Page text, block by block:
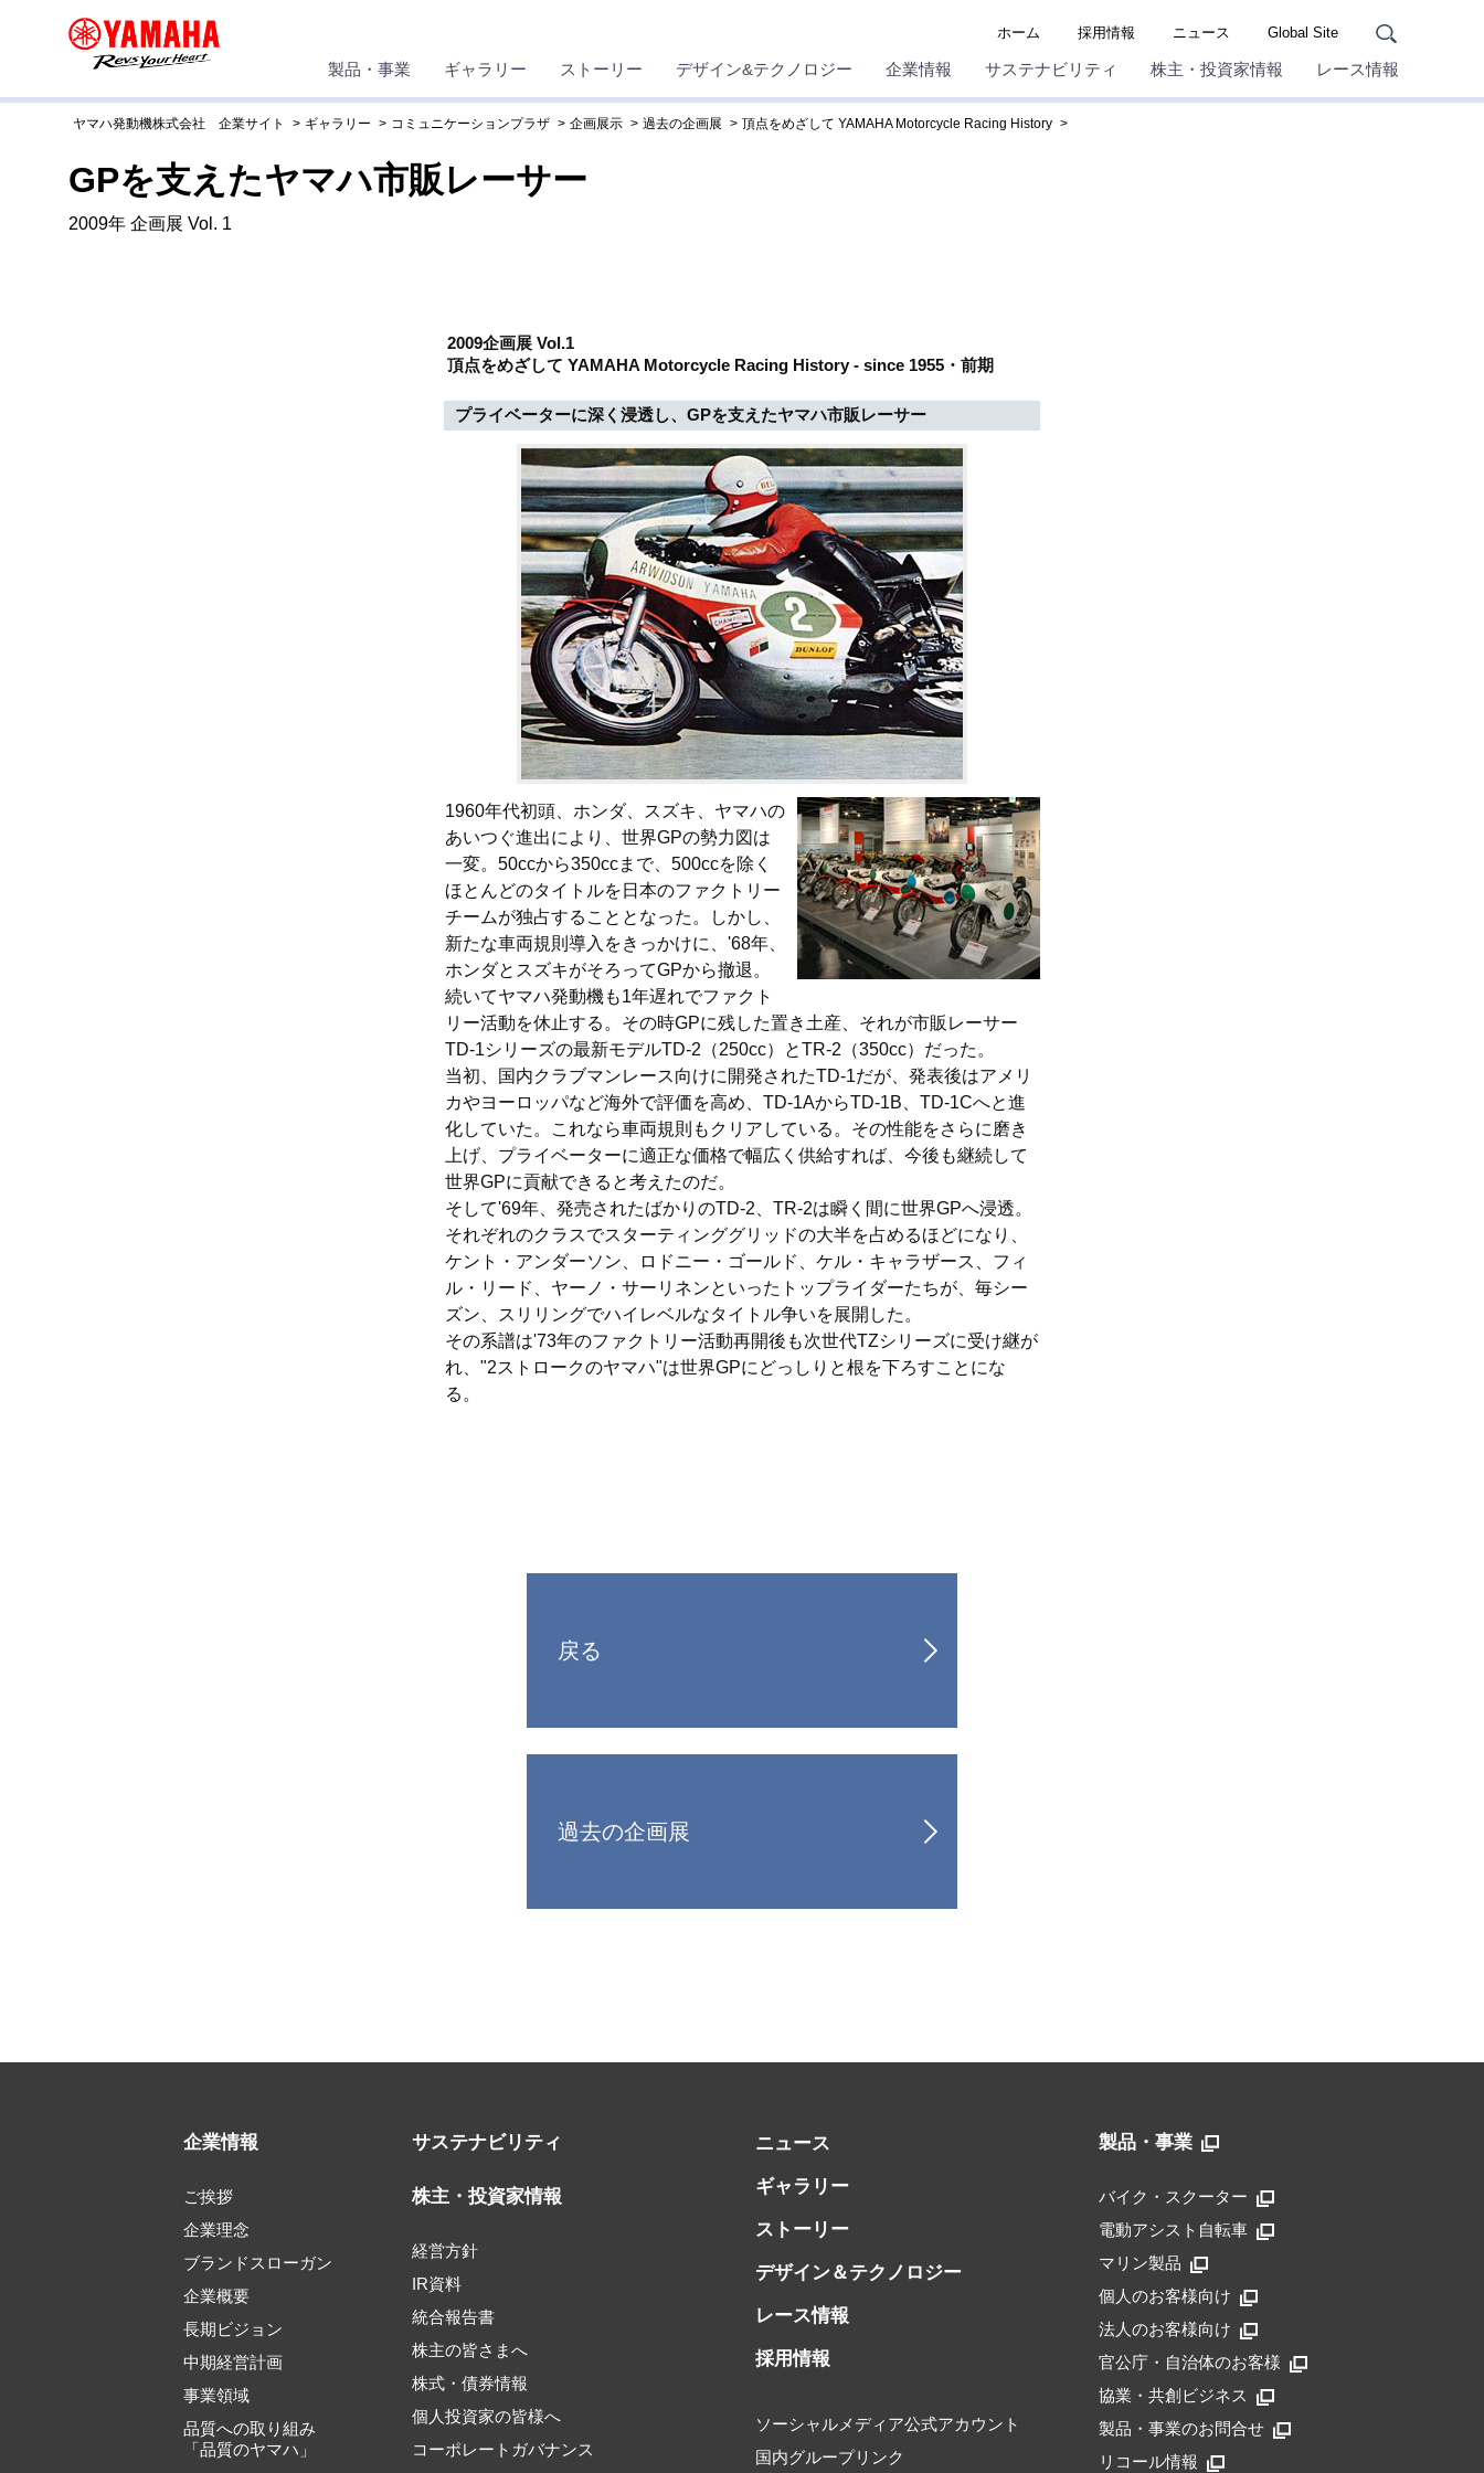
ホーム 採用情報 ニュース Global Site
製品・事業 ギャラリー ストーリー デザイン&テクノロジー 企業情報 サステナビリティ 株主・投資家情報 レース情報
ヤマハ発動機株式会社 企業サイト ギャラリー コミュニケーションプラザ 企画展示 過去の企画展 頂点をめざして YAMAHA Motorcycle Racing History
GPを支えたヤマハ市販レーサー
2009年 企画展 Vol. 1
2009企画展 Vol.1
頂点をめざして YAMAHA Motorcycle Racing History - since 1955・前期
プライベーターに深く浸透し、GPを支えたヤマハ市販レーサー
1960年代初頭、ホンダ、スズキ、ヤマハの
あいつぐ進出により、世界GPの勢力図は
一変。50ccから350ccまで、500ccを除く
ほとんどのタイトルを日本のファクトリー
チームが独占することとなった。しかし、
新たな車両規則導入をきっかけに、'68年、
ホンダとスズキがそろってGPから撤退。
続いてヤマハ発動機も1年遅れでファクト
リー活動を休止する。その時GPに残した置き土産、それが市販レーサー
TD-1シリーズの最新モデルTD-2（250cc）とTR-2（350cc）だった。
当初、国内クラブマンレース向けに開発されたTD-1だが、発表後はアメリ
カやヨーロッパなど海外で評価を高め、TD-1AからTD-1B、TD-1Cへと進
化していた。これなら車両規則もクリアしている。その性能をさらに磨き
上げ、プライベーターに適正な価格で幅広く供給すれば、今後も継続して
世界GPに貢献できると考えたのだ。
そして'69年、発売されたばかりのTD-2、TR-2は瞬く間に世界GPへ浸透。
それぞれのクラスでスターティンググリッドの大半を占めるほどになり、
ケント・アンダーソン、ロドニー・ゴールド、ケル・キャラザース、フィ
ル・リード、ヤーノ・サーリネンといったトップライダーたちが、毎シー
ズン、スリリングでハイレベルなタイトル争いを展開した。
その系譜は'73年のファクトリー活動再開後も次世代TZシリーズに受け継が
れ、"2ストロークのヤマハ"は世界GPにどっしりと根を下ろすことにな
る。
戻る
過去の企画展
企業情報
ご挨拶
企業理念
ブランドスローガン
企業概要
長期ビジョン
中期経営計画
事業領域
品質への取り組み
「品質のヤマハ」
サステナビリティ
株主・投資家情報
経営方針
IR資料
統合報告書
株主の皆さまへ
株式・債券情報
個人投資家の皆様へ
コーポレートガバナンス
ニュース
ギャラリー
ストーリー
デザイン＆テクノロジー
レース情報
採用情報
ソーシャルメディア公式アカウント
国内グループリンク
製品・事業
バイク・スクーター
電動アシスト自転車
マリン製品
個人のお客様向け
法人のお客様向け
官公庁・自治体のお客様
協業・共創ビジネス
製品・事業のお問合せ
リコール情報